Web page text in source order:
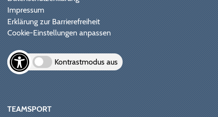
Impressum
Erklärung zur Barrierefreiheit
Cookie-Einstellungen anpassen
Kontrastmodus aus
TEAMSPORT